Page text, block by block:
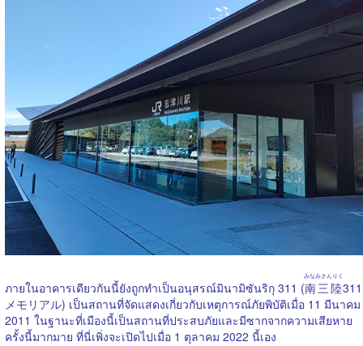
ภายในอาคารเดียวกันนี้ยังถูกทำเป็นอนุสรณ์มินามิซันริกุ 311 (南三陸
みなみさんりく
311
メモリアル) เป็นสถานที่จัดแสดงเกี่ยวกับเหตุการณ์ภัยพิบัติเมื่อ 11 มีนาคม
2011 ในฐานะที่เมืองนี้เป็นสถานที่ประสบภัยและมีซากจากความเสียหาย
ครั้งนี้มากมาย ที่นี่เพิ่งจะเปิดไปเมื่อ 1 ตุลาคม 2022 นี้เอง